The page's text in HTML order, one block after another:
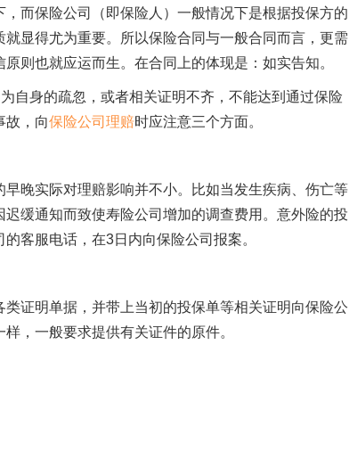
而保险公司（即保险人）一般情况下是根据投保方的
显得尤为重要。所以保险合同与一般合同而言，更需
则也就应运而生。在合同上的体现是：如实告知。
自身的疏忽，或者相关证明不齐，不能达到通过保险
故，向保险公司理赔时应注意三个方面。
晚实际对理赔影响并不小。比如当发生疾病、伤亡等
缓通知而致使寿险公司增加的调查费用。意外险的投
客服电话，在3日内向保险公司报案。
证明单据，并带上当初的投保单等相关证明向保险公
，一般要求提供有关证件的原件。